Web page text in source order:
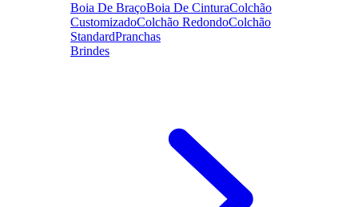
Boia De BraçoBoia De CinturaColchão
CustomizadoColchão RedondoColchão
StandardPranchas
Brindes